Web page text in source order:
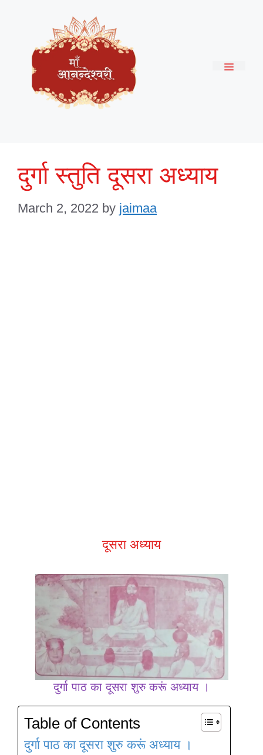
content
दुर्गा स्तुति दूसरा अध्याय
March 2, 2022 by jaimaa
दूसरा अध्याय
दुर्गा पाठ का दूसरा शुरु करूं अध्याय ।
Table of Contents
दुर्गा पाठ का दूसरा शुरु करूं अध्याय ।